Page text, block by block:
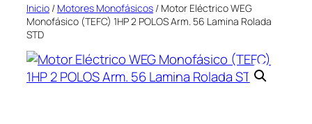
Inicio / Motores Monofásicos / Motor Eléctrico WEG
Monofásico (TEFC) 1HP 2 POLOS Arm. 56 Lamina Rolada
STD